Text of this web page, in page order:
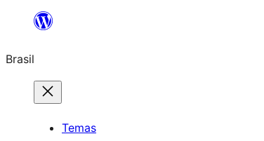
o
conteúdo
Brasil
Temas